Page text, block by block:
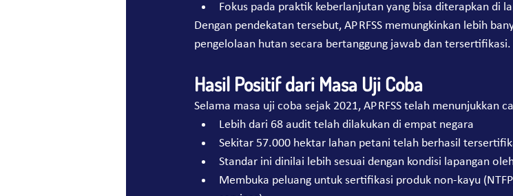
Fokus pada praktik keberlanjutan yang bisa diterapkan di
Dengan pendekatan tersebut, AP RFSS memungkinkan lebih
pengelolaan hutan secara bertanggung jawab dan tersertifikasi.
Hasil Positif dari Masa Uji Coba
Selama masa uji coba sejak 2021, AP RFSS telah menunjukkan
Lebih dari 68 audit telah dilakukan di empat negara
Sekitar 57.000 hektar lahan petani telah berhasil
Standar ini dinilai lebih sesuai dengan kondisi lapangan
Membuka peluang untuk sertifikasi produk non-kayu